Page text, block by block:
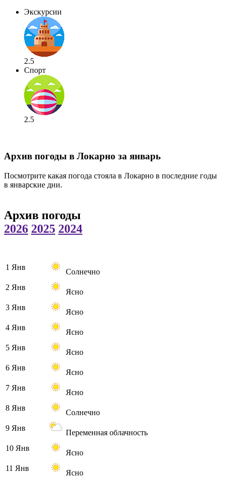
Экскурсии
2.5
Спорт
2.5
Архив погоды в Локарно за январь
Посмотрите какая погода стояла в Локарно в последние годы
в январские дни.
Архив погоды
2026 2025 2024
1 Янв
Солнечно
2 Янв
Ясно
3 Янв
Ясно
4 Янв
Ясно
5 Янв
Ясно
6 Янв
Ясно
7 Янв
Ясно
8 Янв
Солнечно
9 Янв
Переменная облачность
10 Янв
Ясно
11 Янв
Ясно